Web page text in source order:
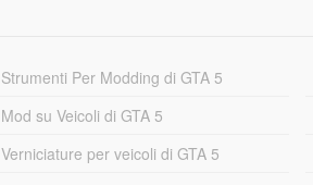
Strumenti Per Modding di GTA 5
Mod su Veicoli di GTA 5
Verniciature per veicoli di GTA 5